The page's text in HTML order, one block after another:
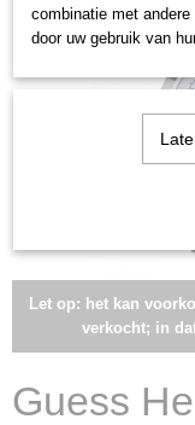
Let op: het kan
verkocht; in
Guess
combinatie met
door uw gebruik van